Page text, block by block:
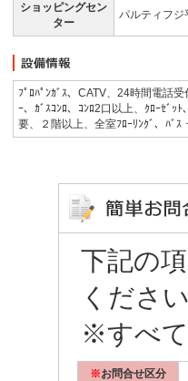
ショッピングセン
ター
パルティフジ
ﾌﾟﾛﾊﾟﾝｶﾞｽ、CATV、24時間電話
ｰ、ｶﾞｽｺﾝﾛ、ｺﾝﾛ2口以上、ｸﾛｰｾﾞｯ
要、２階以上、全室ﾌﾛｰﾘﾝｸﾞ、ﾊﾞｽ
下記の
ください
※すべ
※お問合せ区分